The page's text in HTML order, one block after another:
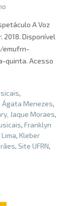
A Voz
2018. Disponível
emufrn-
quinta. Acesso
,
Ágata Menezes,
Jaque Moraes,
, Franklyn
Lima, Kleber
, Site UFRN,